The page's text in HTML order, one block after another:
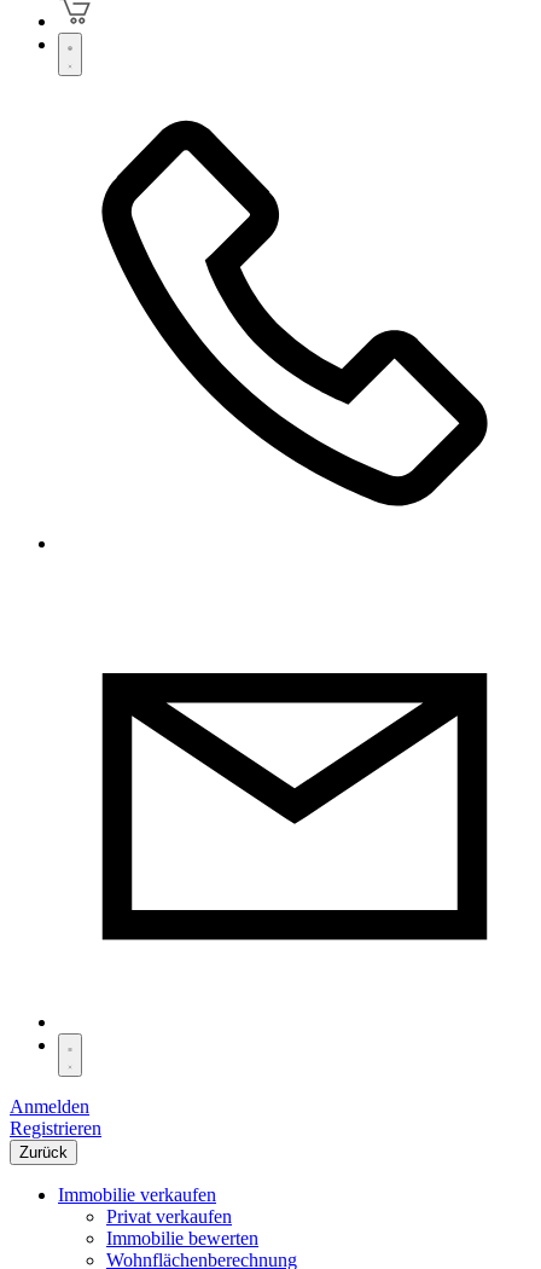
Anmelden
Registrieren
Zurück
Immobilie verkaufen
Privat verkaufen
Immobilie bewerten
Wohnflächenberechnung